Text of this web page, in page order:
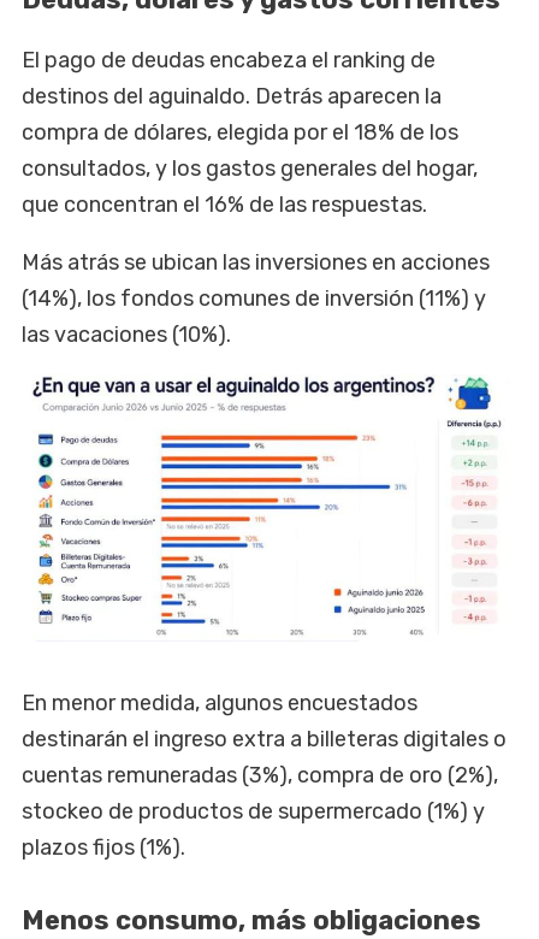
El pago de deudas encabeza el ranking de
destinos del aguinaldo. Detrás aparecen la
compra de dólares, elegida por el 18% de los
consultados, y los gastos generales del hogar,
que concentran el 16% de las respuestas.
Más atrás se ubican las inversiones en acciones
(14%), los fondos comunes de inversión (11%) y
las vacaciones (10%).
En menor medida, algunos encuestados
destinarán el ingreso extra a billeteras digitales o
cuentas remuneradas (3%), compra de oro (2%),
stockeo de productos de supermercado (1%) y
plazos fijos (1%).
Menos consumo, más obligaciones